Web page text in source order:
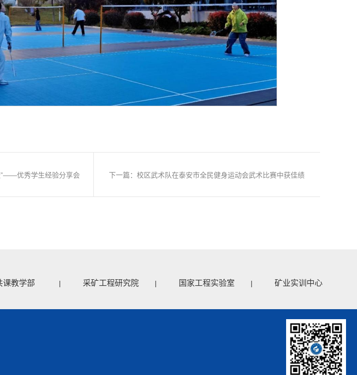
”——优秀学生经验分享会 下一篇：校区武术队在泰安市全民健身运动会武术比赛中获佳绩
课教学部 | 采矿工程研究院 | 国家工程实验室 |
矿业实训中心